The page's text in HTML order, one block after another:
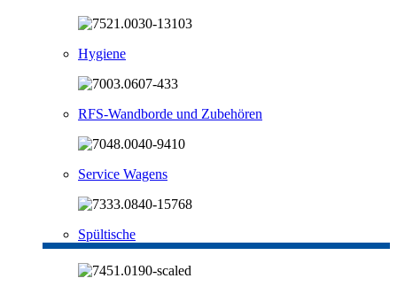
Hygiene
RFS-Wandborde und Zubehören
Service Wagens
Spültische